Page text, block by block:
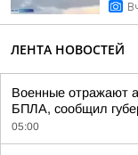
ЛЕНТА НОВОСТЕЙ
Военные отражают
БПЛА, сообщил
05:00